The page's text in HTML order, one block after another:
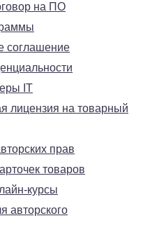
на ПО
соглашение
IT
лицензия на товарный
прав
товаров
курсы
авторского